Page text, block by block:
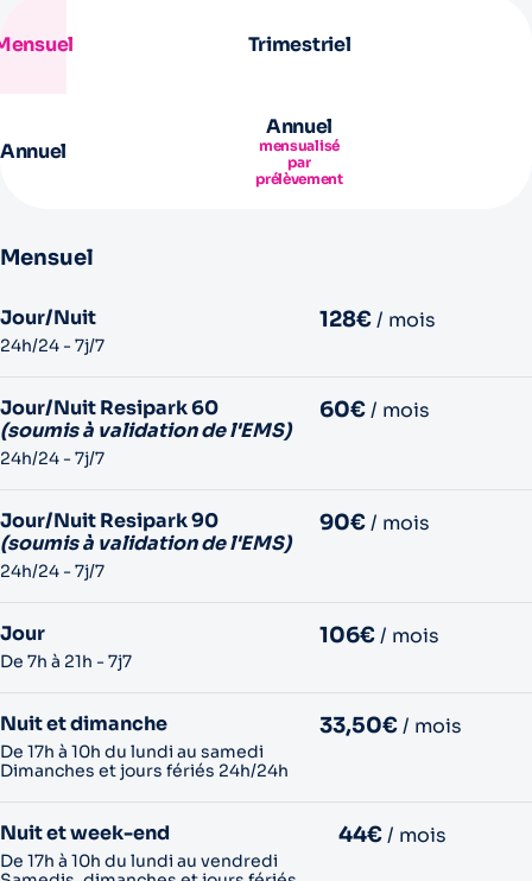
Trimestriel
Annuel
Annuel
mensualisé
par
prélèvement
Mensuel
Jour/Nuit
24h/24 - 7j/7
128€/ mois
Jour/Nuit Resipark 60
(soumis à validation de l'EMS)
24h/24 - 7j/7
60€/ mois
Jour/Nuit Resipark 90
(soumis à validation de l'EMS)
24h/24 - 7j/7
90€/ mois
Jour
De 7h à 21h - 7j7
106€/ mois
Nuit et dimanche
De 17h à 10h du lundi au samedi
Dimanches et jours fériés 24h/24h
33,50€/ mois
Nuit et week-end
De 17h à 10h du lundi au vendredi
44€ / mois